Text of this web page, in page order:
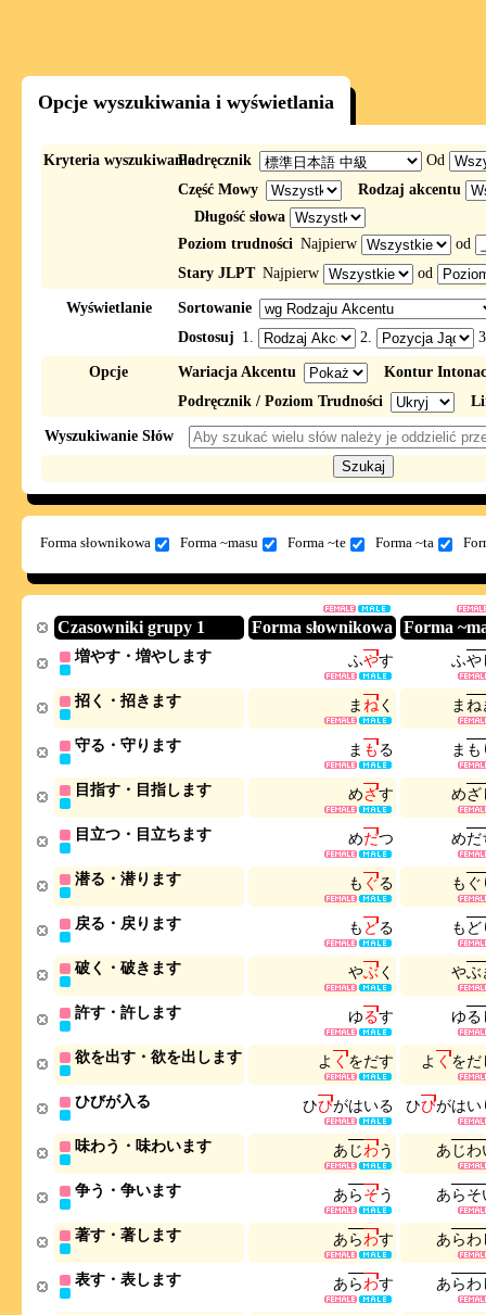
Opcje wyszukiwania i wyświetlania
Kryteria wyszukiwaniaPodręcznik
Od
Część Mowy
Rodzaj akcentu
Długość słowa
Poziom trudności Najpierw
od
Stary JLPT Najpierw od
Wyświetlanie
Sortowanie
Dostosuj 1. 2.
Opcje Wariacja Akcentu
Kontur
Podręcznik / Poziom Trudności
Wyszukiwanie Słów
Forma słownikowa Forma ~masu Forma ~te Forma ~ta
Czasowniki grupy 1 Forma słownikowa Forma
増やす・増やします ふやす ふや
招く・招きます ま ねく ま ね
守る・守ります ま もる ま も
目指す・目指します めざす めざ
目立つ・目立ちます めだつ めだ
潜る・潜ります も ぐる も ぐ
戻る・戻ります も どる も ど
破く・破きます やぶく やぶ
許す・許します ゆるす ゆる
欲を出す・欲を出します よ くをだす よ くをだ
ひびが入る ひびがはいる ひびがはい
味わう・味わいます あ じわう あ じわ
争う・争います あらそう あらそ
著す・著します あらわす あらわ
表す・表します あらわす あらわ